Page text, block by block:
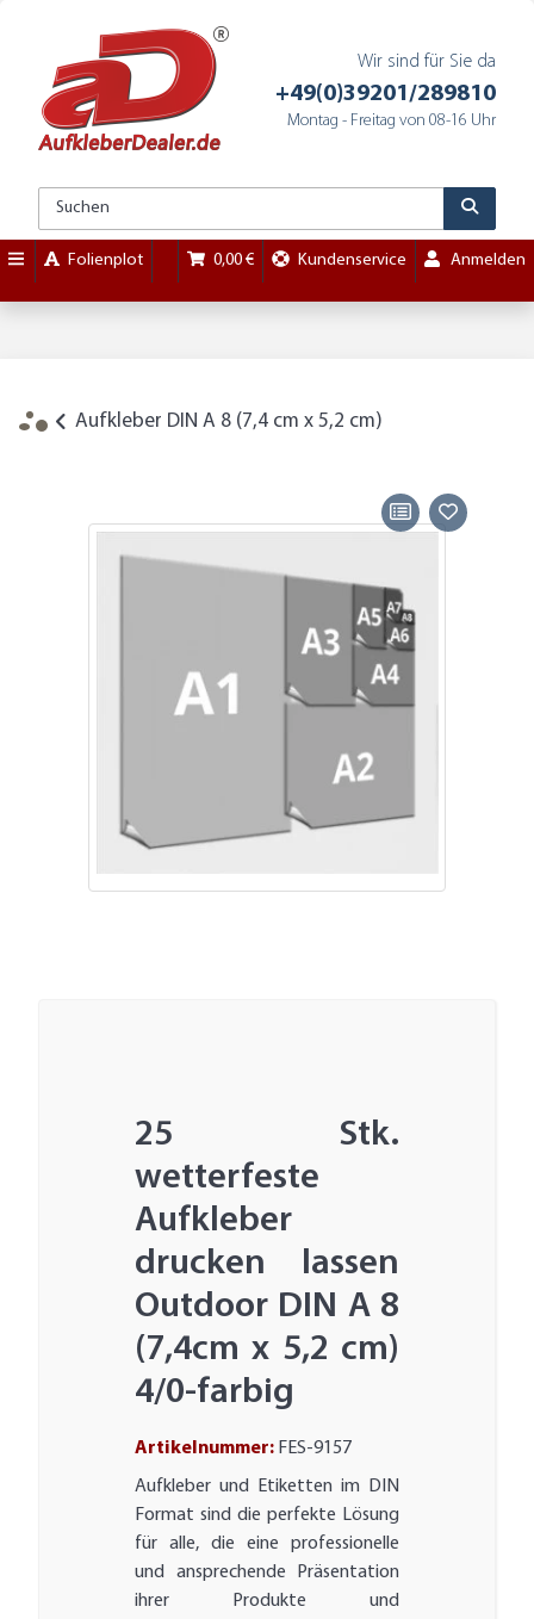
Wir sind für Sie da
+49(0)39201/289810
Montag - Freitag von 08-16 Uhr
Folienplot 0,00 € Kundenservice Anmelden
Aufkleber DIN A 8 (7,4 cm x 5,2 cm)
25 Stk.
wetterfeste
Aufkleber
drucken lassen
Outdoor DIN A 8
(7,4cm x 5,2 cm)
4/0-farbig
Artikelnummer: FES-9157
Aufkleber und Etiketten im DIN
Format sind die perfekte Lösung
für alle, die eine professionelle
und ansprechende Präsentation
ihrer Produkte und